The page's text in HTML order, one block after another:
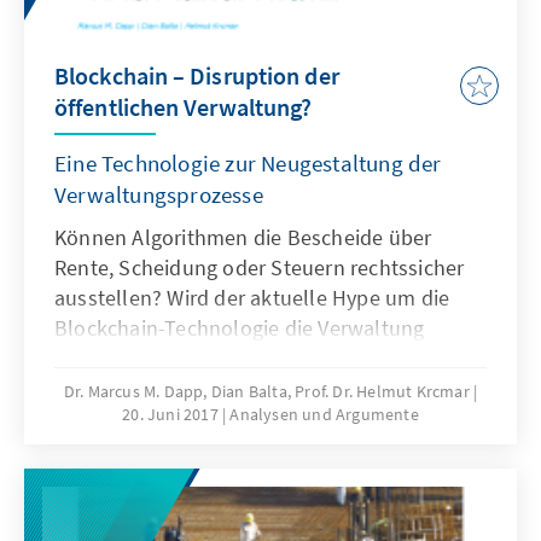
Blockchain – Disruption der
öffentlichen Verwaltung?
Eine Technologie zur Neugestaltung der
Verwaltungsprozesse
Können Algorithmen die Bescheide über
Rente, Scheidung oder Steuern rechtssicher
ausstellen? Wird der aktuelle Hype um die
Blockchain-Technologie die Verwaltung
Charakter haben? Die vorliegende Publikation
erklärt die Anwendungsszenarien von
Ohne zentrale Instanz, öffentlich einsehbar,
manipulations- und ausfallsicher sind
Dr. Marcus M. Dapp, Dian Balta, Prof. Dr. Helmut Krcmar
20. Juni 2017 Analysen und Argumente